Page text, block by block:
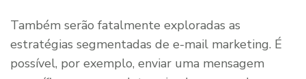
Também serão fatalmente exploradas as
estratégias segmentadas de e-mail marketing. É
possível, por exemplo, enviar uma mensagem